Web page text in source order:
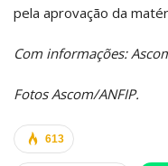
pela aprovação da
Com informações:
Fotos Ascom/ANFIP.
613